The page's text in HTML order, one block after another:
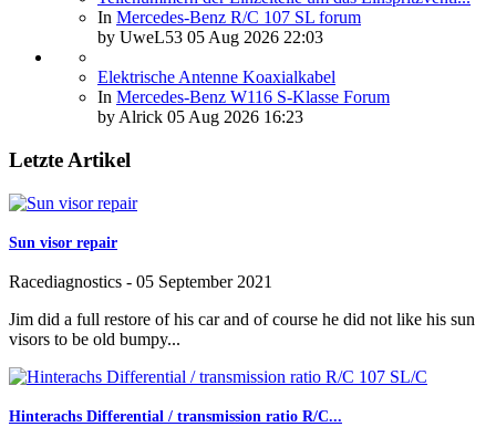
In Mercedes-Benz R/C 107 SL forum
by UweL53 05 Aug 2026 22:03
Elektrische Antenne Koaxialkabel
In Mercedes-Benz W116 S-Klasse Forum
byAlrick 05 Aug 2026 16:23
Letzte Artikel
Sun visor repair
Racediagnostics - 05 September 2021
Jim did a full restore of his car and of course he did not like his sun
visors to be old bumpy...
Hinterachs Differential / transmission ratio R/C...